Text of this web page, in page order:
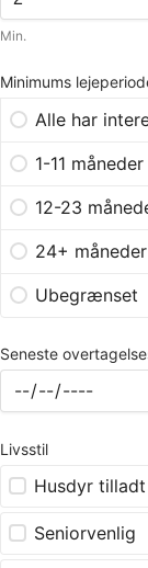
Min.
Minimums
Alle har
1-11 måneder
12-23
24+ måneder
Ubegrænset
Seneste
Livsstil
Husdyr tilladt
Seniorvenlig